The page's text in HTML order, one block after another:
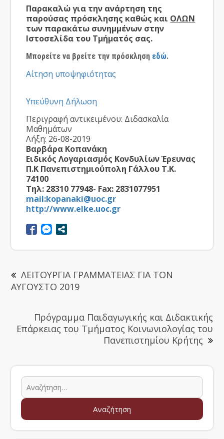
Παρακαλώ για την ανάρτηση της
παρούσας πρόσκλησης καθώς και ΟΛΩΝ
των παρακάτω συνημμένων στην
Ιστοσελίδα του Τμήματός σας.
Μπορείτε να βρείτε την πρόσκληση εδώ.
Αίτηση υποψηφιότητας
Υπεύθυνη Δήλωση
Περιγραφή αντικειμένου: Διδασκαλία
Μαθημάτων
Λήξη: 26-08-2019
Βαρβάρα Κοπανάκη
Ειδικός Λογαριασμός Κονδυλίων Έρευνας
Π.Κ Πανεπιστημιούπολη Γάλλου Τ.Κ.
74100
Τηλ: 28310 77948- Fax: 2831077951
mail:kopanaki@uoc.gr
http://www.elke.uoc.gr
ΛΕΙΤΟΥΡΓΙΑ ΓΡΑΜΜΑΤΕΙΑΣ ΓΙΑ ΤΟΝ
ΑΥΓΟΥΣΤΟ 2019
Πρόγραμμα Παιδαγωγικής και Διδακτικής
Επάρκειας του Τμήματος Κοινωνιολογίας του
Πανεπιστημίου Κρήτης